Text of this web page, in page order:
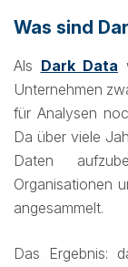
Was sind
Als Dark Data
Unternehmen
für Analysen
Da über viele
Daten
Organisationen
angesammelt.
Das Ergebnis: